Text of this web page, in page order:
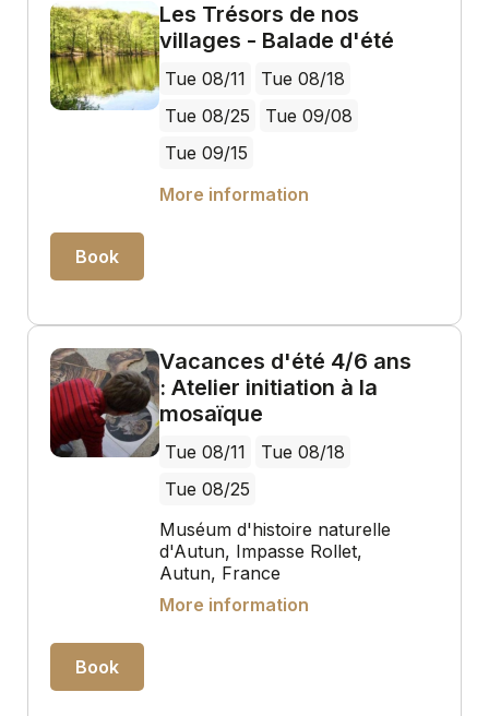
Les Trésors de nos
villages - Balade d'été
Tue 08/11
Tue 08/18
Tue 08/25
Tue 09/08
Tue 09/15
More information
Book
Vacances d'été 4/6 ans
: Atelier initiation à la
mosaïque
Tue 08/11
Tue 08/18
Tue 08/25
Muséum d'histoire naturelle
d'Autun, Impasse Rollet,
Autun, France
More information
Book